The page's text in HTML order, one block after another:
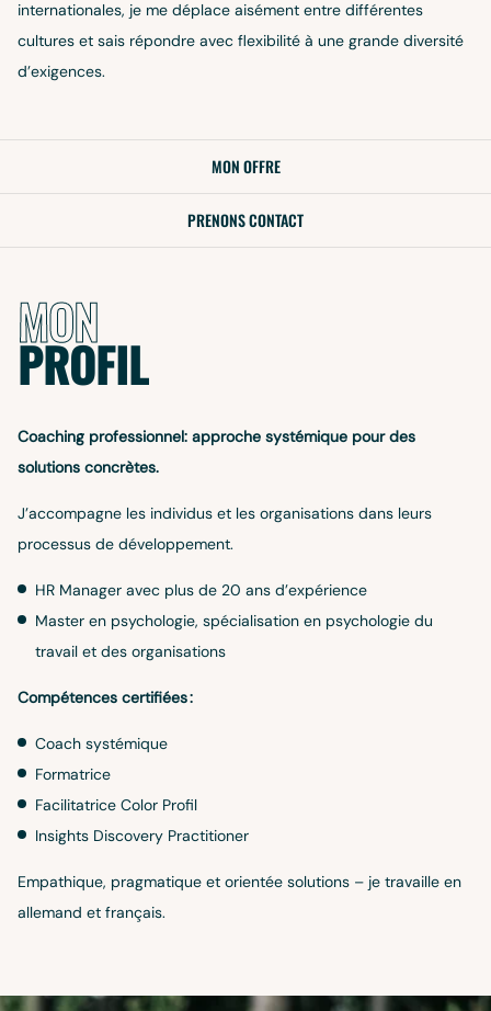
internationales, je me déplace aisément entre différentes
cultures et sais répondre avec flexibilité à une grande diversité
d’exigences.
MON OFFRE
PRENONS CONTACT
MON
PROFIL
Coaching professionnel: approche systémique pour des
solutions concrètes.
J’accompagne les individus et les organisations dans leurs
processus de développement.
HR Manager avec plus de 20 ans d’expérience
Master en psychologie, spécialisation en psychologie du
travail et des organisations
Compétences certifiées :
Coach systémique
Formatrice
Facilitatrice Color Profil
Insights Discovery Practitioner
Empathique, pragmatique et orientée solutions – je travaille en
allemand et français.